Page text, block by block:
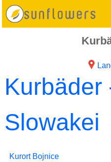
Kurbäder
Slowakei
Kurort Bojnice